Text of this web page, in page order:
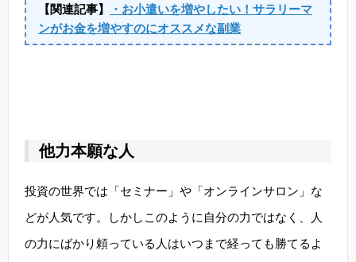
【関連記事】
・お小遣いを増やしたい！サラリーマ
ンがお金を増やすのにオススメな副業
他力本願な人
投資の世界では「セミナー」や「オンラインサロン」な
どが人気です。しかしこのように自分の力ではなく、人
の力にばかり頼っている人はいつまで経っても勝てるよ